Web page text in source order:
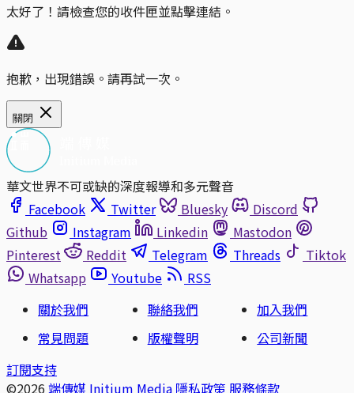
太好了！請檢查您的收件匣並點擊連結。
抱歉，出現錯誤。請再試一次。
關閉
華文世界不可或缺的深度報導和多元聲音
Facebook
Twitter Bluesky
Discord
Github
Instagram Linkedin
Mastodon
Pinterest
Reddit Telegram Threads
Tiktok
Whatsapp
Youtube
RSS
關於我們
聯絡我們
加入我們
常見問題
版權聲明
公司新聞
訂閱支持
©2026 端傳媒 Initium Media 隱私政策 服務條款